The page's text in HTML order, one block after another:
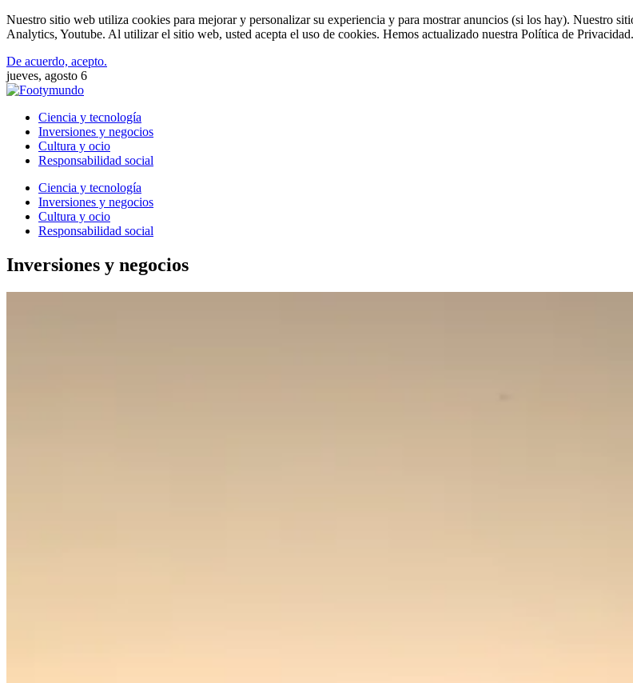
Nuestro sitio web utiliza cookies para mejorar y personalizar su experiencia y para mostrar anuncios (si los hay). Nuestro
Analytics, Youtube. Al utilizar el sitio web, usted acepta el uso de cookies. Hemos actualizado nuestra Política de
De acuerdo, acepto.
jueves, agosto 6
Ciencia y tecnología
Inversiones y negocios
Cultura y ocio
Responsabilidad social
Ciencia y tecnología
Inversiones y negocios
Cultura y ocio
Responsabilidad social
Inversiones y negocios